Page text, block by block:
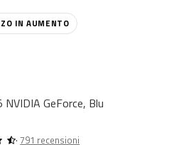
IN AUMENTO
NVIDIA GeForce, Blu
·791 recensioni